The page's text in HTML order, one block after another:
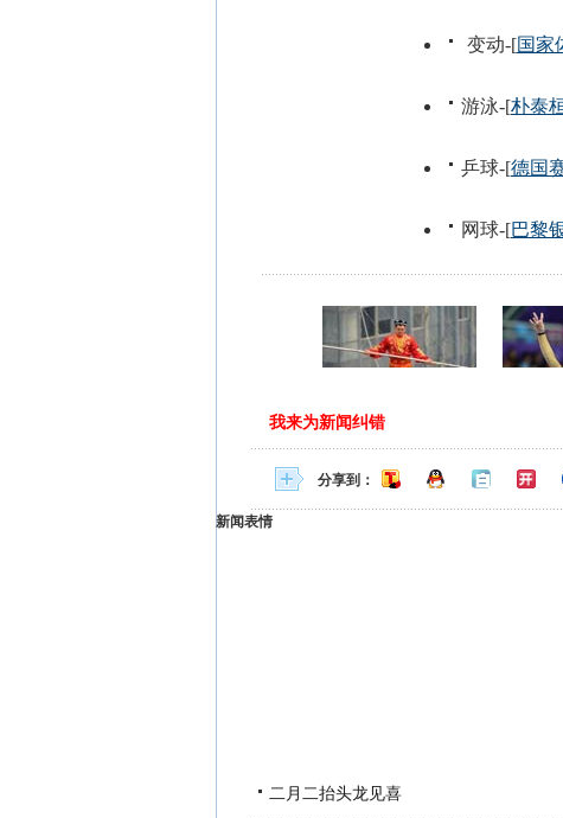
我来为新闻纠错
分享到：
新闻表情
二月二抬头龙见喜